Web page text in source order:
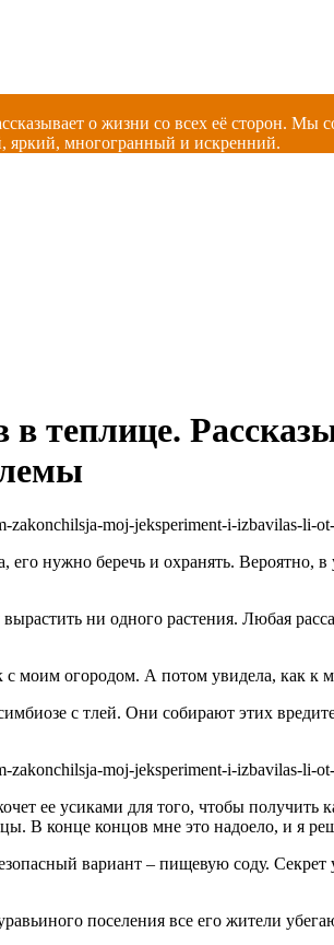
о жизни со всех её сторон.
многогранный и искренний.
теплице.
его нужно беречь и охранять.
ни одного растения. Любая
с моим огородом. А потом увидела, как
с тлей. Они собирают этих
ее усиками для того, чтобы получить
В конце концов мне это надоело, и я
вариант – пищевую соду. Секрет
поселения все его жители